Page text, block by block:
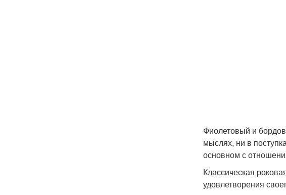
Фиолетовый и
мыслях, ни в
основном с
Классическая
удовлетворения